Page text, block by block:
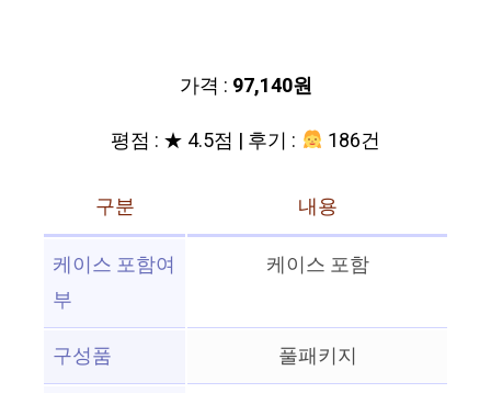
가격 : 97,140원
평점 : ★ 4.5점 | 후기 :
186건
구분
내용
케이스 포함여
부
케이스 포함
구성품
풀패키지